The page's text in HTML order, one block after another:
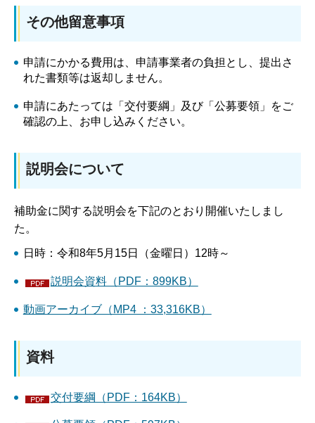
その他留意事項
申請にかかる費用は、申請事業者の負担とし、提出さ
れた書類等は返却しません。
申請にあたっては「交付要綱」及び「公募要領」をご
確認の上、お申し込みください。
説明会について
補助金に関する説明会を下記のとおり開催いたしまし
た。
日時：令和8年5月15日（金曜日）12時～
説明会資料（PDF：899KB）
動画アーカイブ（MP4 ：33,316KB）
資料
交付要綱（PDF：164KB）